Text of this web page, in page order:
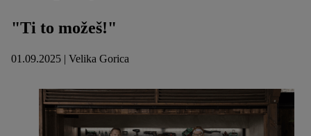
"Ti to možeš!"
01.09.2025 | Velika Gorica